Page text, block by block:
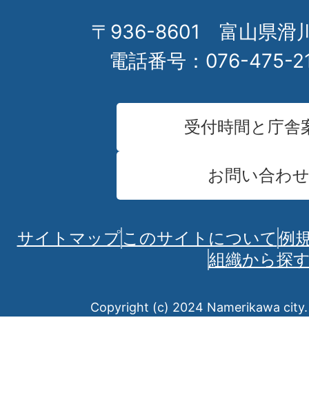
〒936-8601 富山県滑
電話番号：076-475-
受付時間と庁舎
お問い合わせ
サイトマップこのサイトについて 例
組織から探
Copyright (c) 2024 Namerikawa